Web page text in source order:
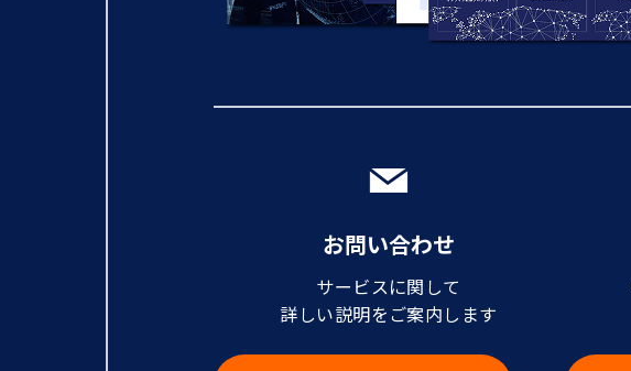
お問い合わせ
サービスに関して
詳しい説明をご案内します